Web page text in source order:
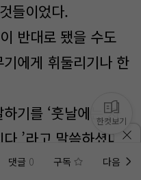
들이었다.
반대로 됐을 수도
에게 휘둘리기나 한
기를 ‘훗날에는 자
.’라고 말씀하셨다.
댓글 0 구독 다음
한컷보기
미노벨 앱설치하기